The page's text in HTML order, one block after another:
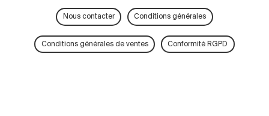
Nous contacter Conditions générales
Conditions générales de ventes Conformité RGPD